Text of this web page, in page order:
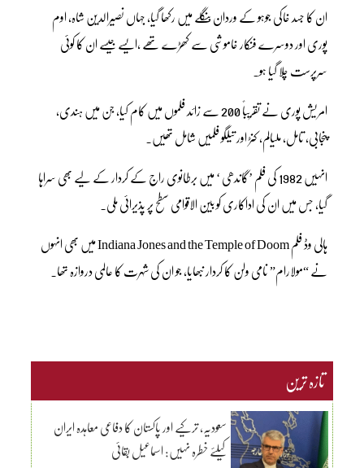
ان کا جسد خاکی جوہو کے وردان بنگلے میں رکھا گیا، جہاں نصیرالدین شاہ، اوم
پوری اور دوسرے فنکار خاموشی سے کھڑے تھے ،ایسے جیسے ان کا کوئی
سرپرست چلا گیا ہو۔
امریش پوری نے تقریباً 200 سے زائد فلموں میں کام کیا، جن میں ہندی،
پنجابی، تامل، ملیالم، کنڑ اور تیلگو فلمیں شامل تھیں۔
انہیں 1982 کی فلم ’گاندھی ‘ میں برطانوی راج کے کردار کے لیے بھی سراہا
گیا، جس میں ان کی اداکاری کو بین الاقوامی سطح پر پذیرائی ملی۔
ہالی وڈ فلم Indiana Jones and the Temple of Doom میں بھی انہوں
نے “مولارام” نامی ولن کا کردار نبھایا، جو ان کی شہرت کا عالمی دروازہ تھا۔
تازہ ترین
سعودیہ، ترکیے اور پاکستان کا دفاعی معاہدہ ایران
کیلئے خطرہ نہیں: اسماعیل بقائی